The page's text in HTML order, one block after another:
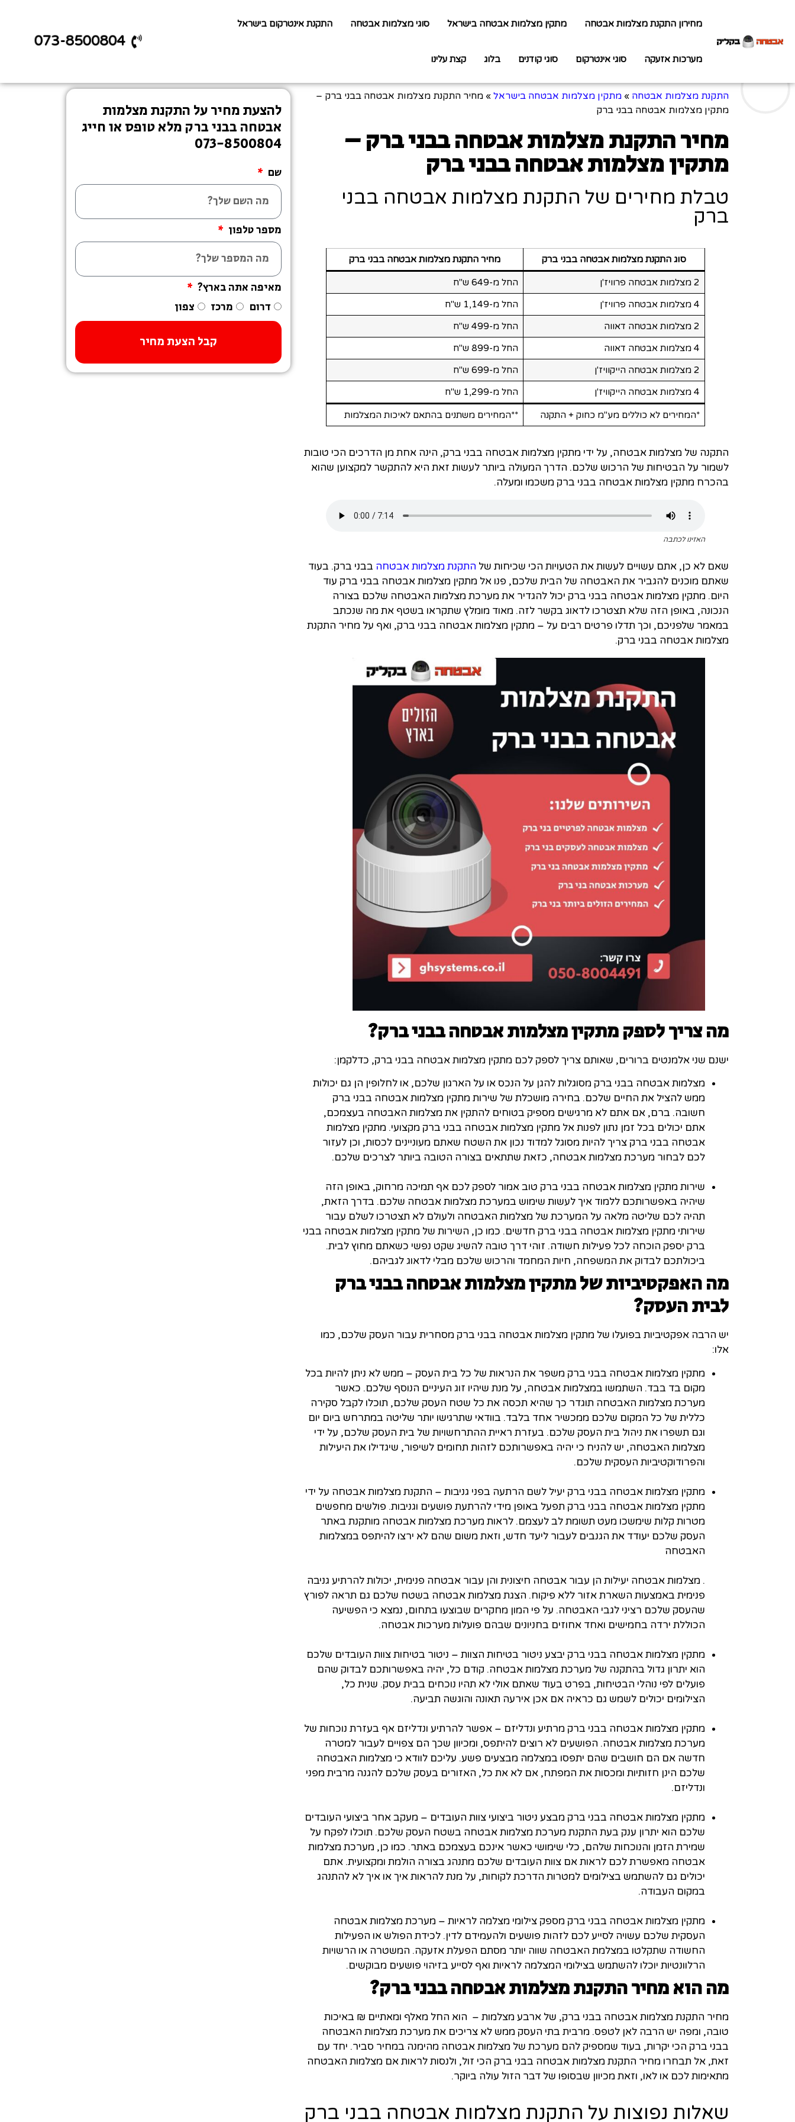
מחירון התקנת מצלמות אבטחה מתקין מצלמות אבטחה בישראל סוגי מצלמות אבטחה התקנת אינטרקום בישראל
מערכות אזעקה סוגי אינטרקום סוגי קודנים בלוג קצת עלינו
073-8500804
התקנת מצלמות אבטחה » מתקין מצלמות אבטחה בישראל » מחיר התקנת מצלמות אבטחה בבני ברק –
מתקין מצלמות אבטחה בבני ברק
מחיר התקנת מצלמות אבטחה בבני ברק –
מתקין מצלמות אבטחה בבני ברק
טבלת מחירים של התקנת מצלמות אבטחה בבני
ברק
סוג התקנת מצלמות אבטחה בבני ברק מחיר התקנת מצלמות אבטחה בבני ברק
2 מצלמות אבטחה פרוויז'ן החל מ-649 ש"ח
4 מצלמות אבטחה פרוויז'ן החל מ-1,149 ש"ח
2 מצלמות אבטחה דאווה החל מ-499 ש"ח
4 מצלמות אבטחה דאווה החל מ-899 ש"ח
2 מצלמות אבטחה הייקוויז'ן החל מ-699 ש"ח
4 מצלמות אבטחה הייקוויז'ן החל מ-1,299 ש"ח
*המחירים לא כוללים מע"מ כחוק + התקנה **המחירים משתנים בהתאם לאיכות המצלמות
התקנה של מצלמות אבטחה, על ידי מתקין מצלמות אבטחה בבני ברק, הינה אחת מן הדרכים הכי טובות
לשמור על הבטיחות של הרכוש שלכם. הדרך המעולה ביותר לעשות זאת היא להתקשר למקצוען שהוא
בהכרח מתקין מצלמות אבטחה בבני ברק משכמו ומעלה.
האזינו לכתבה
שאם לא כן, אתם עשויים לעשות את הטעויות הכי שכיחות של התקנת מצלמות אבטחה בבני ברק. בעוד
שאתם מוכנים להגביר את האבטחה של הבית שלכם, פנו אל מתקין מצלמות אבטחה בבני ברק עוד
היום. מתקין מצלמות אבטחה בבני ברק יכול להגדיר את מערכת מצלמות האבטחה שלכם בצורה
הנכונה, באופן הזה שלא תצטרכו לדאוג בקשר לזה. מאוד מומלץ שתקראו בשטף את מה שנכתב
במאמר שלפניכם, וכך תדלו פרטים רבים על – מתקין מצלמות אבטחה בבני ברק, ואף על מחיר התקנת
מצלמות אבטחה בבני ברק.
מה צריך לספק מתקין מצלמות אבטחה בבני ברק?
ישנם שני אלמנטים ברורים, שאותם צריך לספק לכם מתקין מצלמות אבטחה בבני ברק, כדלקמן:
מצלמות אבטחה בבני ברק מסוגלות להגן על הנכס או על הארגון שלכם, או לחלופין הן גם יכולות
ממש להציל את החיים שלכם. בחירה מושכלת של שירות מתקין מצלמות אבטחה בבני ברק
חשובה. ברם, אם אתם לא מרגישים מספיק בטוחים להתקין את מצלמות האבטחה בעצמכם,
אתם יכולים בכל זמן נתון לפנות אל מתקין מצלמות אבטחה בבני ברק מקצועי. מתקין מצלמות
אבטחה בבני ברק צריך להיות מסוגל למדוד נכון את השטח שאתם מעוניינים לכסות, וכן לעזור
לכם לבחור מערכת מצלמות אבטחה, כזאת שתתאים בצורה הטובה ביותר לצרכים שלכם.
שירות מתקין מצלמות אבטחה בבני ברק טוב אמור לספק לכם אף תמיכה מרחוק, באופן הזה
שיהיה באפשרותכם ללמוד איך לעשות שימוש במערכת מצלמות אבטחה שלכם. בדרך הזאת,
תהיה לכם שליטה מלאה על המערכת של מצלמות האבטחה ולעולם לא תצטרכו לשלם עבור
שירותי מתקין מצלמות אבטחה בבני ברק חדשים. כמו כן, השירות של מתקין מצלמות אבטחה בבני
ברק יספק הוכחה לכל פעילות חשודה. זוהי דרך טובה להשיג שקט נפשי כשאתם מחוץ לבית.
ביכולתכם לבדוק את המשפחה, חיות המחמד והרכוש שלכם מבלי לדאוג לגביהם.
מה האפקטיביות של מתקין מצלמות אבטחה בבני ברק
לבית העסק?
יש הרבה אפקטיביות בפועלו של מתקין מצלמות אבטחה בבני ברק מסחרית עבור העסק שלכם, כמו
אלו:
מתקין מצלמות אבטחה בבני ברק משפר את הנראות של כל בית העסק – ממש לא ניתן להיות בכל
מקום בד בבד. השתמשו במצלמות אבטחה, על מנת שיהיו זוג העיניים הנוסף שלכם. כאשר
מערכת מצלמות האבטחה תוגדר כך שהיא תכסה את כל שטח העסק שלכם, תוכלו לקבל סקירה
כללית של כל המקום שלכם ממכשיר אחד בלבד. בוודאי שתרגישו יותר שליטה במתרחש ביום יום
וגם תשפרו את ניהול בית העסק שלכם. בעזרת ראיית ההתרחשויות של בית העסק שלכם, על ידי
מצלמות האבטחה, יש להניח כי יהיה באפשרותכם לזהות תחומים לשיפור, שיגדילו את היעילות
והפרודוקטיביות העסקית שלכם.
מתקין מצלמות אבטחה בבני ברק יעיל לשם הרתעה בפני גניבות – התקנת מצלמות אבטחה על ידי
מתקין מצלמות אבטחה בבני ברק תפעל באופן מידי להרתעת פושעים וגניבות. פולשים מחפשים
מטרות קלות שימשכו מעט תשומת לב לעצמם. לראות מערכת מצלמות אבטחה מותקנת באתר
העסק שלכם יעודד את הגנבים לעבור ליעד חדש, וזאת משום שהם לא ירצו להיתפס במצלמות
האבטחה
. מצלמות אבטחה יעילות הן עבור אבטחה חיצונית והן עבור אבטחה פנימית, יכולות להרתיע גניבה
פנימית באמצעות השארת אזור ללא פיקוח. הצגת מצלמות אבטחה בשטח שלכם גם תראה לפורץ
שהעסק שלכם רציני לגבי האבטחה. על פי המון מחקרים שבוצעו בתחום, נמצא כי הפשיעה
הכוללת ירדה בחמישים ואחד אחוזים בחניונים שבהם פועלות מערכות אבטחה.
מתקין מצלמות אבטחה בבני ברק יבצע ניטור בטיחות הצוות – ניטור בטיחות צוות העובדים שלכם
הוא יתרון גדול בהתקנה של מערכת מצלמות אבטחה. קודם כל, יהיה באפשרותכם לבדוק שהם
פועלים לפי נוהלי הבטיחות, בפרט בעוד שאתם אולי לא תהיו נוכחים בבית עסק. שנית כל,
הצילומים יכולים לשמש גם כראיה אם אכן אירעה תאונה והוגשה תביעה.
מתקין מצלמות אבטחה בבני ברק מרתיע ונדליזם – אפשר להרתיע ונדליזם אף בעזרת נוכחות של
מערכת מצלמות אבטחה. הפושעים לא רוצים להיתפס, ומכיוון שכך הם צפויים לעבור למטרה
חדשה אם הם חושבים שהם יתפסו במצלמה מבצעים פשע. עליכם לוודא כי מצלמות האבטחה
שלכם הינן חזותיות ומכסות את המפתח, אם לא את כל, האזורים בעסק שלכם להגנה מרבית מפני
ונדליזם.
מתקין מצלמות אבטחה בבני ברק מבצע ניטור ביצועי צוות העובדים – מעקב אחר ביצועי העובדים
שלכם הוא יתרון ענק בעת התקנת מערכת מצלמות אבטחה בשטח העסק שלכם. תוכלו לפקח על
שמירת הזמן והנוכחות שלהם, כלי שימושי כאשר אינכם בעצמכם באתר. כמו כן, מערכת מצלמות
אבטחה מאפשרת לכם לראות אם צוות העובדים שלכם מתנהג בצורה הולמת ומקצועית. אתם
יכולים גם להשתמש בצילומים למטרות הדרכת לקוחות, על מנת להראות איך או איך לא להתנהג
במקום העבודה.
מתקין מצלמות אבטחה בבני ברק מספק צילומי מצלמה לראיות – מערכת מצלמות אבטחה
העסקית שלכם עשויה לסייע לכם לזהות פושעים ולהעמידם לדין. לכידת הפולש או הפעילות
החשודה שתקלטו במצלמת האבטחה שווה יותר מסתם הפעלת אזעקה. המשטרה או הרשויות
הרלוונטיות יוכלו להשתמש בצילומי המצלמה לראיות ואף לסייע בזיהוי פושעים מבוקשים.
מה הוא מחיר התקנת מצלמות אבטחה בבני ברק?
מחיר התקנת מצלמות אבטחה בבני ברק, של ארבע מצלמות – הוא החל מאלף ומאתיים ₪ באיכות
טובה, ומפה יש הרבה לאן לטפס. מרבית בתי העסק ממש לא צריכים את מערכת מצלמות האבטחה
בבני ברק הכי יקרות, בעוד שמספיק להם מערכת של מצלמות אבטחה מהימנה במחיר סביר. יחד עם
זאת, אל תבחרו מחיר התקנת מצלמות אבטחה בבני ברק הכי זול, ולנסות לראות אם מצלמות האבטחה
מתאימות לכם או לאו, וזאת מכיוון שבסופו של דבר הזול עולה ביוקר.
שאלות נפוצות על התקנת מצלמות אבטחה בבני ברק
להצעת מחיר על התקנת מצלמות
אבטחה בבני ברק מלא טופס או חייג
073-8500804
שם
מספר טלפון
מאיפה אתה בארץ?
דרום
מרכז צפון
קבל הצעת מחיר